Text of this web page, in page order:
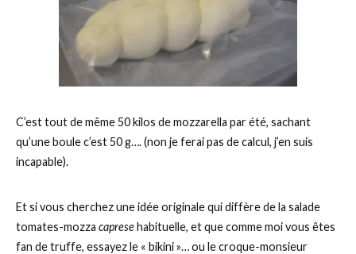
C’est tout de même 50 kilos de mozzarella par été, sachant
qu’une boule c’est 50 g…. (non je ferai pas de calcul, j’en suis
incapable).
Et si vous cherchez une idée originale qui diffère de la salade
tomates-mozza capresehabituelle, et que comme moi vous êtes
fan de truffe, essayez le « bikini »… ou le croque-monsieur